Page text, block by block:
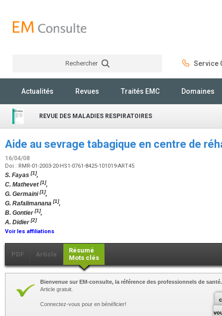
Rechercher Service
Actualités Revues Traités EMC Domaines
REVUE DES MALADIES RESPIRATOIRES
Aide au sevrage tabagique en centre de
16/04/08
Doi : RMR-01-2003-20-HS1-0761-8425-101019-ART45
S. Fayas [1],
C. Mathevet[1],
G. Germaini[1],
G. Rafalimanana [1],
B. Gontier[1],
A. Didier[2]
Voir les affiliations
PDF Article
Résumé
Mots clés
Bienvenue sur EM-consulte, la référence des professionnels de santé.
Article gratuit.
Connectez-vous pour en bénéficier!